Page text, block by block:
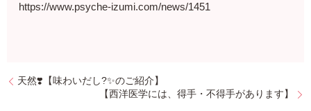
https://www.psyche-izumi.com/news/1451
天然❣️【味わいだし?✨のご紹介】
【西洋医学には、得手・不得手があります】